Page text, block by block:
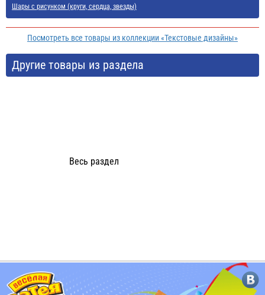
Шары с рисунком (круги, сердца, звезды)
Посмотреть все товары из коллекции «Текстовые дизайны»
Другие товары из раздела
Весь раздел